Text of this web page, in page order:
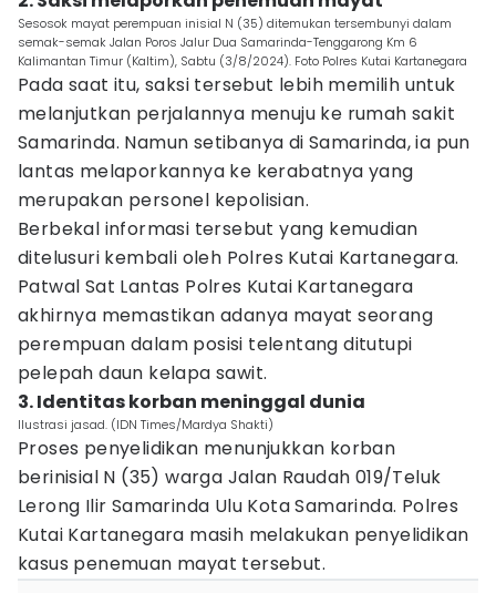
Sesosok mayat perempuan inisial N (35) ditemukan tersembunyi dalam
semak-semak Jalan Poros Jalur Dua Samarinda-Tenggarong Km 6
Kalimantan Timur (Kaltim), Sabtu (3/8/2024). Foto Polres Kutai Kartanegara
Pada saat itu, saksi tersebut lebih memilih untuk
melanjutkan perjalannya menuju ke rumah sakit
Samarinda. Namun setibanya di Samarinda, ia pun
lantas melaporkannya ke kerabatnya yang
merupakan personel kepolisian.
Berbekal informasi tersebut yang kemudian
ditelusuri kembali oleh Polres Kutai Kartanegara.
Patwal Sat Lantas Polres Kutai Kartanegara
akhirnya memastikan adanya mayat seorang
perempuan dalam posisi telentang ditutupi
pelepah daun kelapa sawit.
3. Identitas korban meninggal dunia
Ilustrasi jasad. (IDN Times/Mardya Shakti)
Proses penyelidikan menunjukkan korban
berinisial N (35) warga Jalan Raudah 019/Teluk
Lerong Ilir Samarinda Ulu Kota Samarinda. Polres
Kutai Kartanegara masih melakukan penyelidikan
kasus penemuan mayat tersebut.